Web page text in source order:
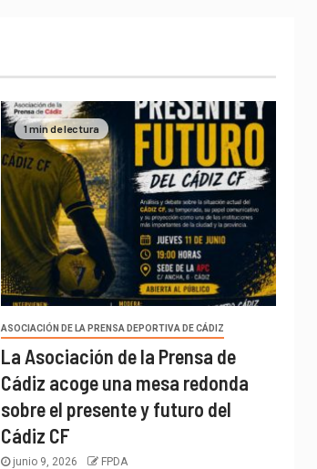
1 min de lectura
ASOCIACIÓN DE LA PRENSA DEPORTIVA DE CÁDIZ
La Asociación de la Prensa de
Cádiz acoge una mesa redonda
sobre el presente y futuro del
Cádiz CF
junio 9, 2026 FPDA